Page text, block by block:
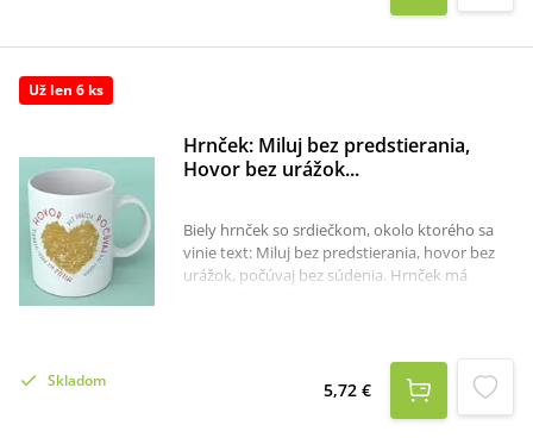
Už len 6 ks
Hrnček: Miluj bez predstierania,
Hovor bez urážok...
Biely hrnček so srdiečkom, okolo ktorého sa
vinie text: Miluj bez predstierania, hovor bez
urážok, počúvaj bez súdenia. Hrnček má
Skladom 5,72 €